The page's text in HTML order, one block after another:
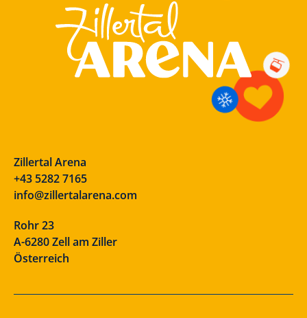
Zillertal Arena
+43 5282 7165
info@zillertalarena.com
Rohr 23
A-6280 Zell am Ziller
Österreich